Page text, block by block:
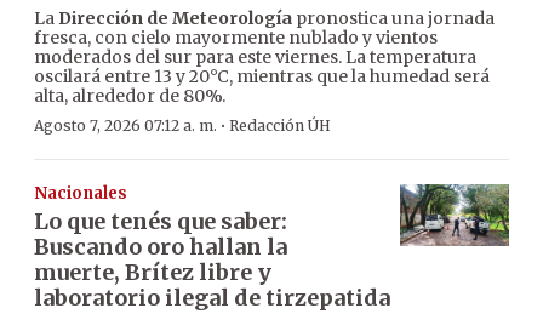
La Dirección de Meteorología pronostica una jornada
fresca, con cielo mayormente nublado y vientos
moderados del sur para este viernes. La temperatura
oscilará entre 13 y 20°C, mientras que la humedad será
alta, alrededor de 80%.
Agosto 7, 2026 07:12 a. m. · Redacción ÚH
Nacionales
Lo que tenés que saber:
Buscando oro hallan la
muerte, Brítez libre y
laboratorio ilegal de tirzepatida